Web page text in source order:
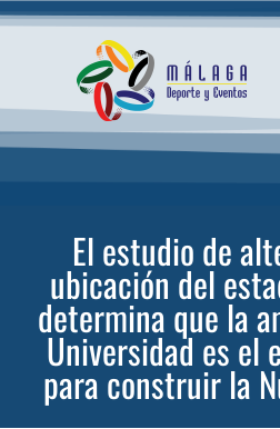
Saltar
INICIO
SERVICIOS
EVENTOS
El estudio de
ubicación del
determina que la
Universidad es el
para construir la